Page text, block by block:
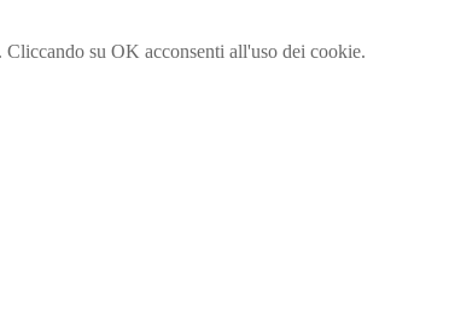
su OK acconsenti all'uso dei cookie.